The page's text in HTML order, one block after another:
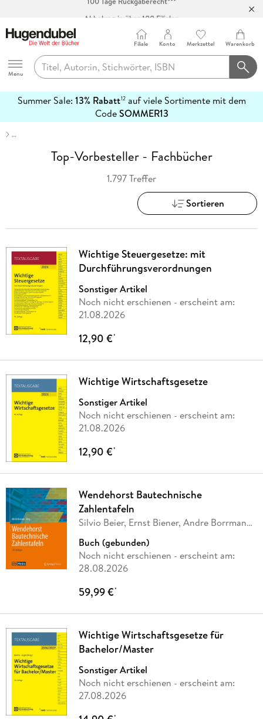
Abholung in über 100 Filialen
Hugendubel
Menu
Filiale Konto Merkzettel Warenkorb
Summer Sale: 13% Rabatt12auf viele Sortimente mit dem
CodeSOMMER13
erfahren
…
Top-Vorbesteller - Fachbücher
1.797 Treffer
Sortieren
Wichtige Steuergesetze: mit
Durchführungsverordnungen
Sonstiger Artikel
Noch nicht erschienen - erscheint am:
21.08.2026
12,90 €*
Wichtige Wirtschaftsgesetze
Sonstiger Artikel
Noch nicht erschienen - erscheint am:
21.08.2026
12,90 €*
Wendehorst Bautechnische
Zahlentafeln
Silvio Beier, Ernst Biener, Andre Borrmann,
Buch (gebunden)
Noch nicht erschienen - erscheint am:
28.08.2026
59,99 €*
Wichtige Wirtschaftsgesetze für
Bachelor/Master
Sonstiger Artikel
Noch nicht erschienen - erscheint am:
27.08.2026
*